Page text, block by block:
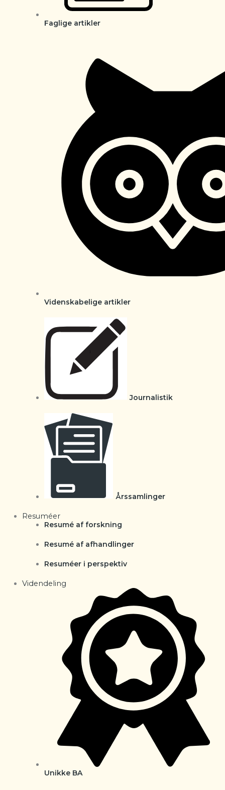
Faglige artikler
Videnskabelige artikler
Journalistik
Årssamlinger
Resuméer
Resumé af forskning
Resumé af afhandlinger
Resuméer i perspektiv
Videndeling
Unikke BA